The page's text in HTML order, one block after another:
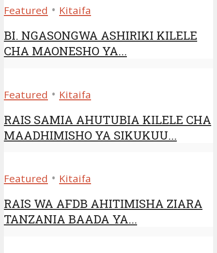
Featured • Kitaifa
BI. NGASONGWA ASHIRIKI KILELE
CHA MAONESHO YA...
Featured • Kitaifa
RAIS SAMIA AHUTUBIA KILELE CHA
MAADHIMISHO YA SIKUKUU...
Featured • Kitaifa
RAIS WA AFDB AHITIMISHA ZIARA
TANZANIA BAADA YA...